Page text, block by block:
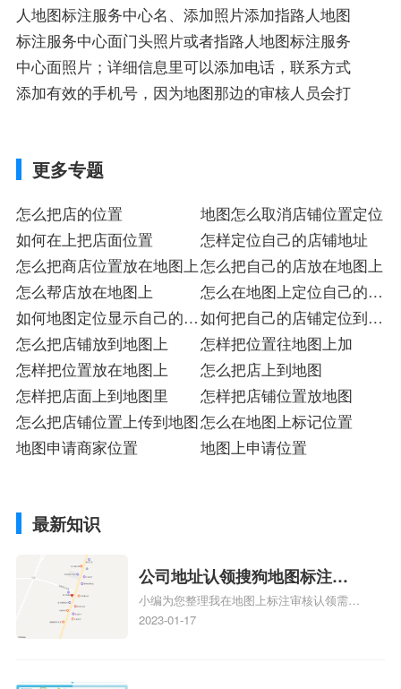
人地图标注服务中心名、添加照片添加指路人地图
标注服务中心面门头照片或者指路人地图标注服务
中心面照片；详细信息里可以添加电话，联系方式
添加有效的手机号，因为地图那边的审核人员会打
更多专题
怎么把店的位置
地图怎么取消店铺位置定位
如何在上把店面位置
怎样定位自己的店铺地址
怎么把商店位置放在地图上怎么把自己的店放在地图上
怎么帮店放在地图上
怎么在地图上定位自己的店
铺位置
如何地图定位显示自己的店
铺名称
如何把自己的店铺定位到地
图
怎么把店铺放到地图上
怎样把位置往地图上加
怎样把位置放在地图上
怎么把店上到地图
怎样把店面上到地图里
怎样把店铺位置放地图
怎么把店铺位置上传到地图怎么在地图上标记位置
地图申请商家位置
地图上申请位置
最新知识
公司地址认领搜狗地图标注多
久审核？公司地址认领地图标
注多久审核？
小编为您整理我在地图上标注审核认领需要
多久、我在地图上标注审核认领需要多久
2023-01-17